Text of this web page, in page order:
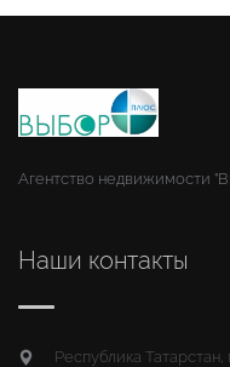
Агентство недвижимости
Наши контакты
Республика Татарстан,